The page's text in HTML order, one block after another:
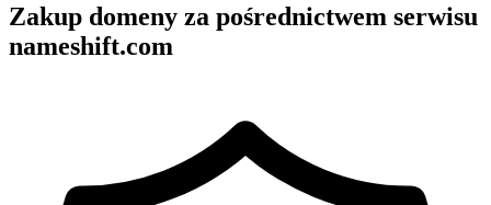
Zakup domeny za pośrednictwem serwisu
nameshift.com